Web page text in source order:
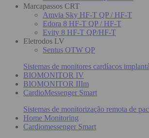
Marcapassos CRT
Amvia Sky HF-T QP / HF-T
Edora 8 HF-T QP / HF-T
Evity 8 HF-T QP/HF-T
Eletrodos LV
Sentus OTW QP
Sistemas de monitores cardíacos
BIOMONITOR IV
BIOMONITOR IIIm
CardioMessenger Smart
Sistemas de monitorização remota de
Home Monitoring
Cardiomessenger Smart